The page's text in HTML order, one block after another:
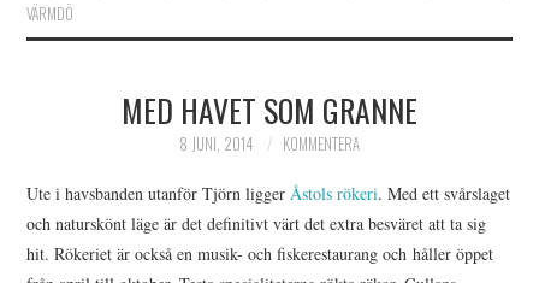
VÄRMDÖ
MED HAVET SOM GRANNE
8 JUNI, 2014 KOMMENTERA
Ute i havsbanden utanför Tjörn liggerÅstols rökeri. Med ett svårslaget
och naturskönt läge är det definitivt värt det extra besväret att ta sig
hit. Rökeriet är också en musik- och fiskerestaurang och håller öppet